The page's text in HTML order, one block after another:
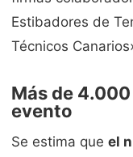
Estibadores de
Técnicos
Más de
evento
Se estima que el